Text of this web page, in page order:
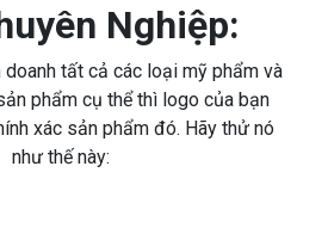
Nghiệp:
doanh tất cả các loại mỹ phẩm và
phẩm cụ thể thì logo của bạn
xác sản phẩm đó. Hãy thử nó
như thế này: